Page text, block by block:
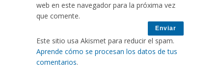
web en este navegador para la próxima vez
que comente.
Este sitio usa Akismet para reducir el spam.
Aprende cómo se procesan los datos de tus
comentarios.